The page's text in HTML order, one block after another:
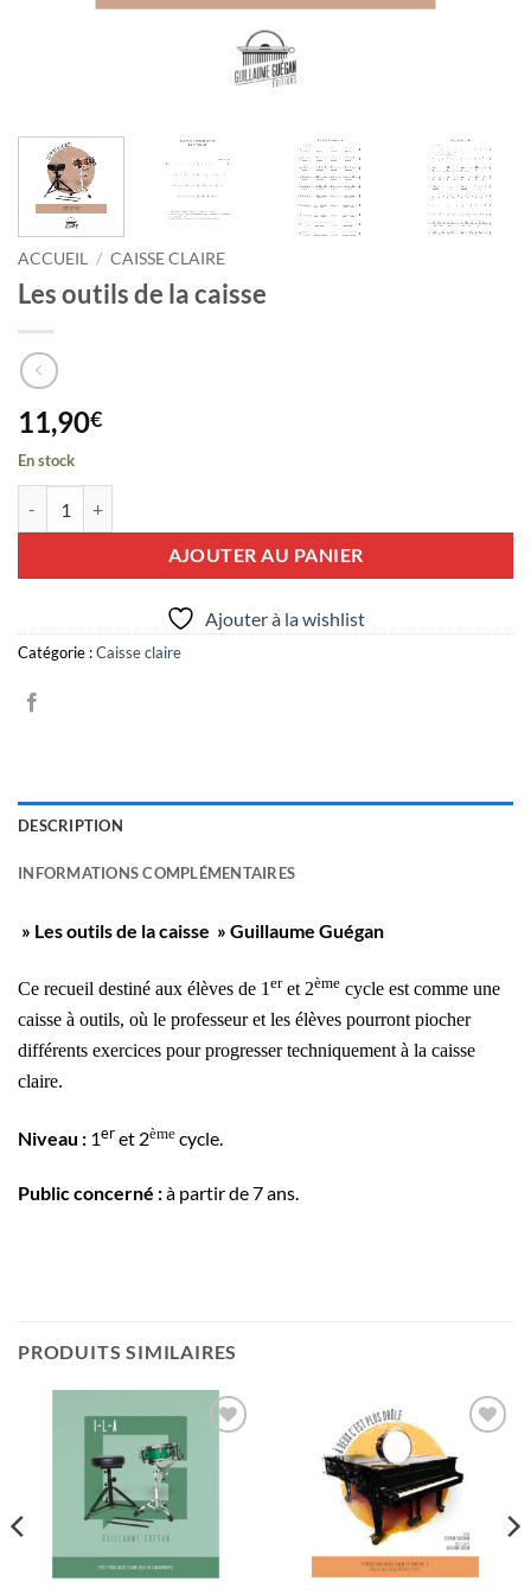
ACCUEIL / CAISSE CLAIRE
Les outils de la caisse
11,90€
En stock
AJOUTER AU PANIER
Ajouter à la wishlist
Catégorie :Caisse claire
DESCRIPTION
INFORMATIONS COMPLÉMENTAIRES
» Les outils de la caisse » Guillaume Guégan
Ce recueil destiné aux élèves de 1 eret 2ème cycle est comme une
caisse à outils, où le professeur et les élèves pourront piocher
différents exercices pour progresser techniquement à la caisse
claire.
Niveau : 1eret 2ème cycle.
Public concerné :à partir de 7 ans.
PRODUITS SIMILAIRES
wishlist